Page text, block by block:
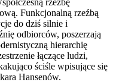
rzeźbę
Funkcjonalną rzeźbą
do dziś silnie i
odbiorców, poszerzają
hierarchię
łączące ludzi,
ściśle wpisujące się
Hansenów.